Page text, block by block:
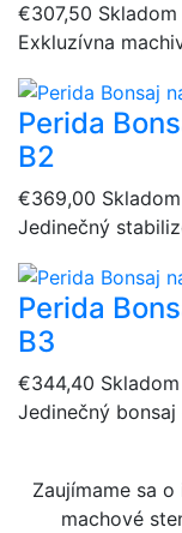
€307,50 Skladom
Exkluzívna
Perida
B2
€369,00
Jedinečný
Perida
B3
€344,40
Jedinečný
Zaujímame sa
machové